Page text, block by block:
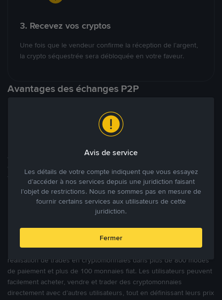
3. Recevez vos cryptos
Une fois que le vendeur confirme la réception de l’argent,
la crypto séquestrée sera débloquée en votre faveur.
Avantages des échanges P2P
À l’encontre des nombreuses autres plateformes P2P qui ciblent
trading véritablement internationale grâce à plus de 70 monnaies
locales.
Bénéficiant de la confiance de millions d’utilisateurs dans le
monde, Binance P2P fournit une plateforme sécurisée pour la
réalisation de trades en cryptomonnaies dans plus de 800 modes
de paiement et plus de 100 monnaies fiat. Les utilisateurs peuvent
facilement acheter, vendre et trader des cryptomonnaies
directement avec d’autres utilisateurs, tout en définissant leurs prix
Avis de service
Les détails de votre compte indiquent que vous essayez
d’accéder à nos services depuis une juridiction faisant
l’objet de restrictions. Nous ne sommes pas en mesure de
fournir certains services aux utilisateurs de cette
juridiction.
Fermer